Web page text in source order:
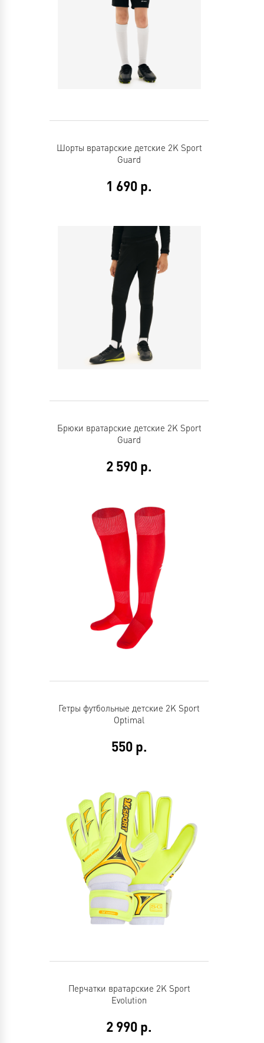
Шорты вратарские детские 2K Sport
Guard
1 690 р.
Брюки вратарские детские 2K Sport
Guard
2 590 р.
Гетры футбольные детские 2K Sport
Optimal
550р.
Перчатки вратарские 2K Sport
Evolution
2 990 р.